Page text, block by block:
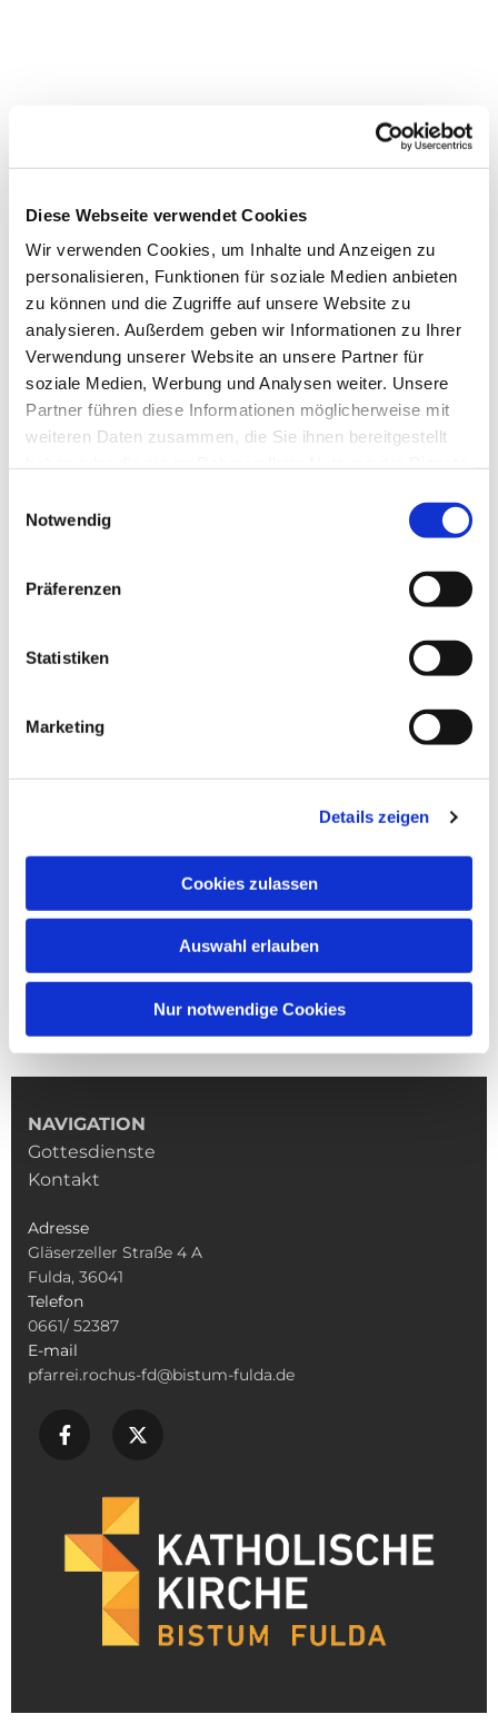
Diese Webseite verwendet Cookies
Wir verwenden Cookies, um Inhalte und Anzeigen zu
personalisieren, Funktionen für soziale Medien anbieten
zu können und die Zugriffe auf unsere Website zu
analysieren. Außerdem geben wir Informationen zu Ihrer
Verwendung unserer Website an unsere Partner für
soziale Medien, Werbung und Analysen weiter. Unsere
Partner führen diese Informationen möglicherweise mit
weiteren Daten zusammen, die Sie ihnen bereitgestellt
Notwendig
Präferenzen
Statistiken
Marketing
Details zeigen
Cookies zulassen
Auswahl erlauben
Nur notwendige Cookies
Dies könnte Sie auch
interessieren
NAVIGATION
Gottesdienste
Kontakt
Adresse
Gläserzeller Straße 4 A
Fulda, 36041
Telefon
0661/ 52387
E-mail
pfarrei.rochus-fd@bistum-fulda.de